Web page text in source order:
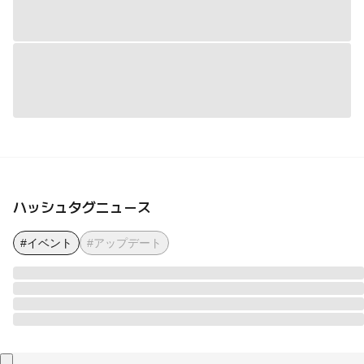
ハッシュタグニュース
#イベント #アップデート